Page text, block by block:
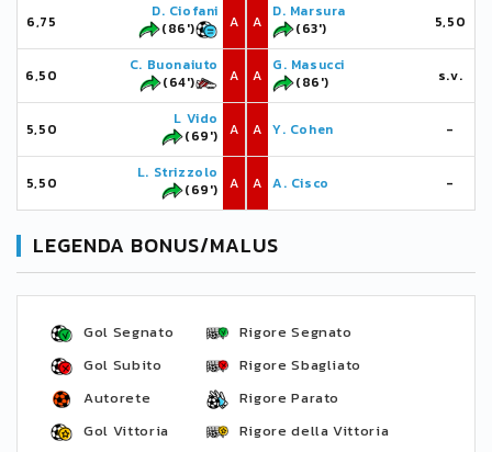
6,75
D. Ciofani
(86')
A
6,50
C. Buonaiuto
(64')
A
5,50
L Vido
(69')
A
5,50
L. Strizzolo
(69')
A
A
D. Marsura
(63')
5,50
A
G. Masucci
(86')
s.v.
A Y. Cohen -
A A. Cisco -
LEGENDA BONUS/MALUS
Gol Segnato
Gol Subito
Autorete
Gol Vittoria
Rigore Segnato
Rigore Sbagliato
Rigore Parato
Rigore della Vittoria